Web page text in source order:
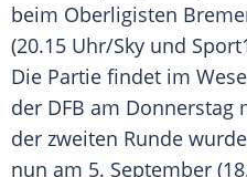
beim Oberligisten
(20.15 Uhr/Sky und
Die Partie findet im
der DFB am Donnerstag
der zweiten Runde
nun am 5. September